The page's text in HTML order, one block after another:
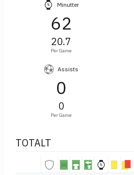
Minutter
62
20.7
Per Game
Assists
0
0
Per Game
TOTALT